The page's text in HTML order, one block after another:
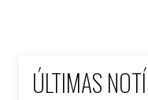
ÚLTIMAS